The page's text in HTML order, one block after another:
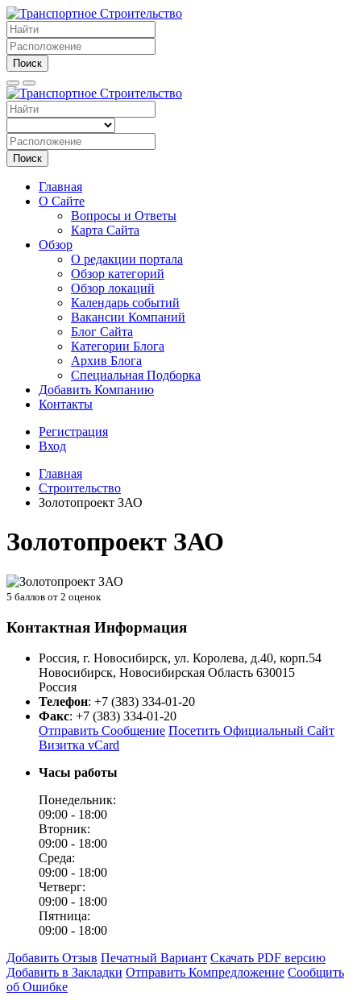
Поиск
Поиск
Главная
О Сайте
Вопросы и Ответы
Карта Сайта
Обзор
О редакции портала
Обзор категорий
Обзор локаций
Календарь событий
Вакансии Компаний
Блог Сайта
Категории Блога
Архив Блога
Специальная Подборка
Добавить Компанию
Контакты
Регистрация
Вход
Главная
Строительство
Золотопроект ЗАО
Золотопроект ЗАО
5 баллов от 2 оценок
Контактная Информация
Россия, г. Новосибирск, ул. Королева, д.40, корп.54
Новосибирск, Новосибирская Область 630015
Россия
Телефон: +7 (383) 334-01-20
Факс: +7 (383) 334-01-20
Отправить Сообщение Посетить Официальный Сайт
Визитка vCard
Часы работы
Понедельник:
09:00 - 18:00
Вторник:
09:00 - 18:00
Среда:
09:00 - 18:00
Четверг:
09:00 - 18:00
Пятница:
09:00 - 18:00
Добавить Отзыв Печатный Вариант Скачать PDF версию
Добавить в Закладки Отправить Компредложение Сообщить
об Ошибке